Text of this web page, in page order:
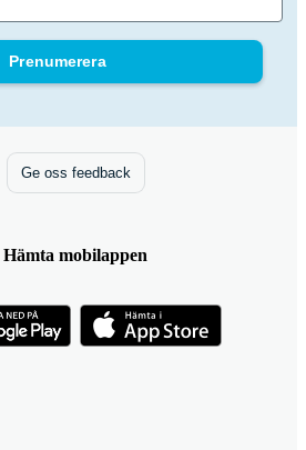
Prenumerera
Ge oss feedback
Hämta mobilappen